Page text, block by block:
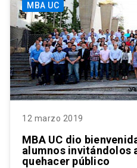
MBA UC
12 marzo 2019
MBA UC dio
alumnos invitándolos
quehacer público